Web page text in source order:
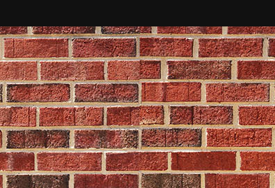
Məhkəmələr
Notariuslar
Prokurorluqlar
Vəkil qurumları